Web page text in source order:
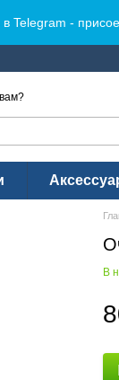
Telegram -
В